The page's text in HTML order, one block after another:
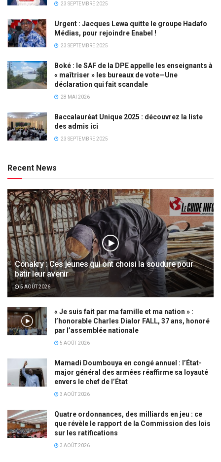
23 SEPTEMBRE 2025
Urgent : Jacques Lewa quitte le groupe Hadafo
Médias, pour rejoindre Enabel !
23 SEPTEMBRE 2025
Boké : le SAF de la DPE appelle les enseignants à
« maîtriser » les bureaux de vote—Une
déclaration qui fait scandale
28 MAI 2026
Baccalauréat Unique 2025 : découvrez la liste
des admis ici
23 SEPTEMBRE 2025
Recent News
Conakry : Ces jeunes qui ont choisi la soudure pour
bâtir leur avenir
5 AOÛT 2026
« Je suis fait par ma famille et ma nation » :
l’honorable Charles Dialor FALL, 37 ans, honoré
par l’assemblée nationale
5 AOÛT 2026
Mamadi Doumbouya en congé annuel : l’État-
major général des armées réaffirme sa loyauté
envers le chef de l’État
3 AOÛT 2026
Quatre ordonnances, des milliards en jeu : ce
que révèle le rapport de la Commission des lois
sur les ratifications
3 AOÛT 2026